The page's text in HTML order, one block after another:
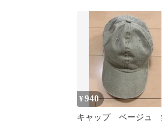
¥940
キャップ ベージュ